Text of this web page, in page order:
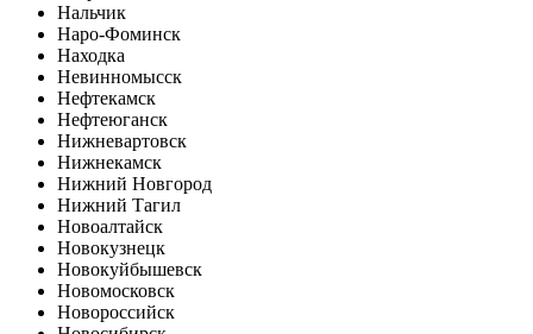
Нальчик
Наро-Фоминск
Находка
Невинномысск
Нефтекамск
Нефтеюганск
Нижневартовск
Нижнекамск
Нижний Новгород
Нижний Тагил
Новоалтайск
Новокузнецк
Новокуйбышевск
Новомосковск
Новороссийск